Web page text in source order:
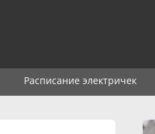
Расписание электричек